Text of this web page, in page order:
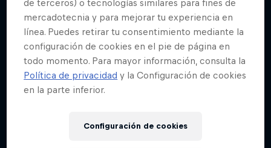
de terceros) o tecnologías similares para fines de
mercadotecnia y para mejorar tu experiencia en
línea. Puedes retirar tu consentimiento mediante la
configuración de cookies en el pie de página en
todo momento. Para mayor información, consulta la
Política de privacidad y la Configuración de cookies
en la parte inferior.
Configuración de cookies